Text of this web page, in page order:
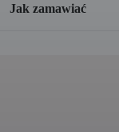
Jak zamawiać